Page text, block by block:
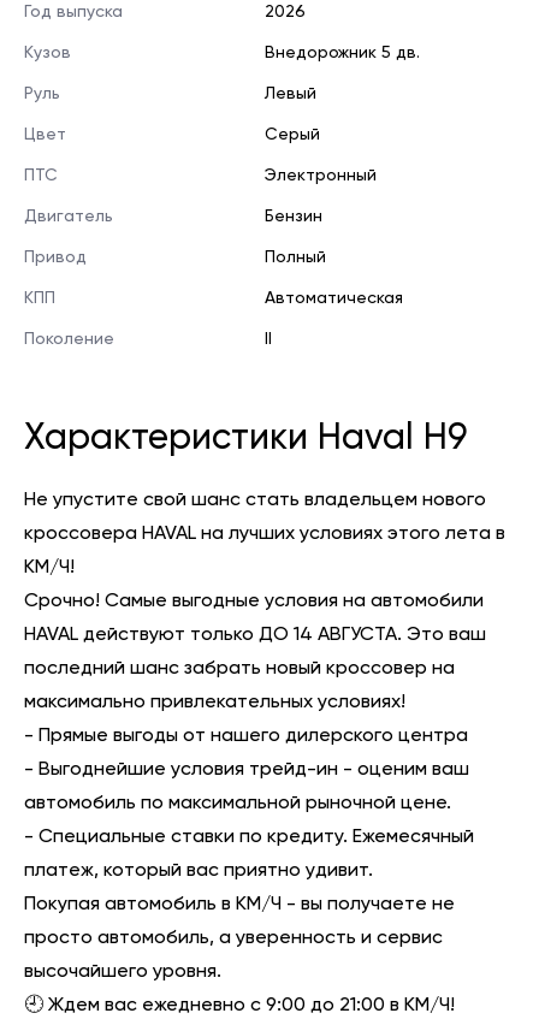
Год выпуска 2026
Кузов Внедорожник 5 дв.
Руль Левый
Цвет Серый
ПТС Электронный
Двигатель Бензин
Привод Полный
КПП Автоматическая
Поколение II
Характеристики Haval H9
Не упустите свой шанс стать владельцем нового
кроссовера HAVAL на лучших условиях этого лета в
КМ/Ч!
Срочно! Самые выгодные условия на автомобили
HAVAL действуют только ДО 14 АВГУСТА. Это ваш
последний шанс забрать новый кроссовер на
максимально привлекательных условиях!
- Прямые выгоды от нашего дилерского центра
- Выгоднейшие условия трейд-ин - оценим ваш
автомобиль по максимальной рыночной цене.
- Специальные ставки по кредиту. Ежемесячный
платеж, который вас приятно удивит.
Покупая автомобиль в КМ/Ч - вы получаете не
просто автомобиль, а уверенность и сервис
высочайшего уровня.
🕘 Ждем вас ежедневно с 9:00 до 21:00 в КМ/Ч!